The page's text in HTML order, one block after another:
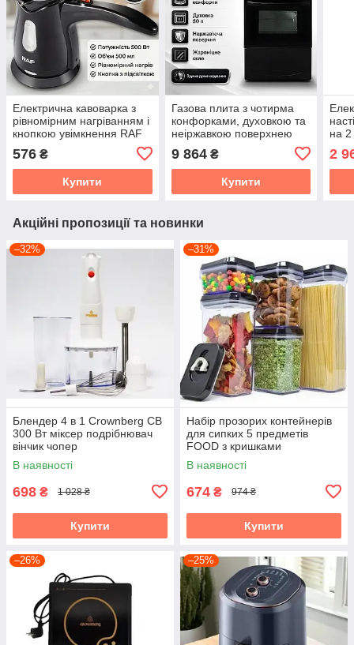
Електрична кавоварка з
рівномірним нагріванням і
кнопкою увімкнення RAF
576 ₴
Купити
Газова плита з чотирма
конфорками, духовкою та
неіржавкою поверхнею
9 864₴
Купити
на
2
Акційні пропозиції та новинки
–32%
Блендер 4 в 1 Crownberg CB
300 Вт міксер подрібнювач
вінчик чопер
В наявності
698 ₴ 1 028 ₴
Купити
–31%
Набір прозорих контейнерів
для сипких 5 предметів
FOOD з кришками
В наявності
674 ₴ 974 ₴
Купити
–26% –25%